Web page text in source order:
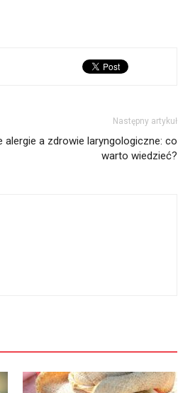
Następny artykuł
alergie a zdrowie laryngologiczne: co
warto wiedzieć?